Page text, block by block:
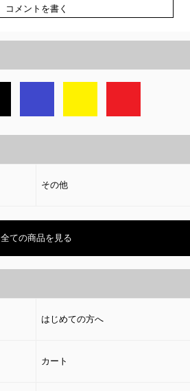
コメントを書く
その他
全ての商品を見る
はじめての方へ
カート